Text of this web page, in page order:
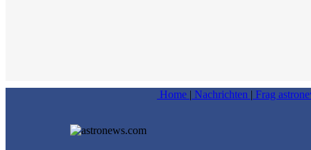
Home | Nachrichten | Frag